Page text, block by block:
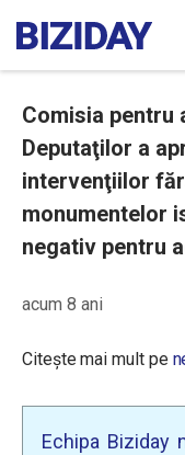
Comisia pentru
Deputaţilor a
intervenţiilor
monumentelor
negativ pentru
acum 8 ani
Citește mai mult pe
Echipa Biziday